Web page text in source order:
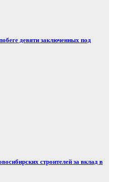
девяти заключенных под
строителей за вклад в